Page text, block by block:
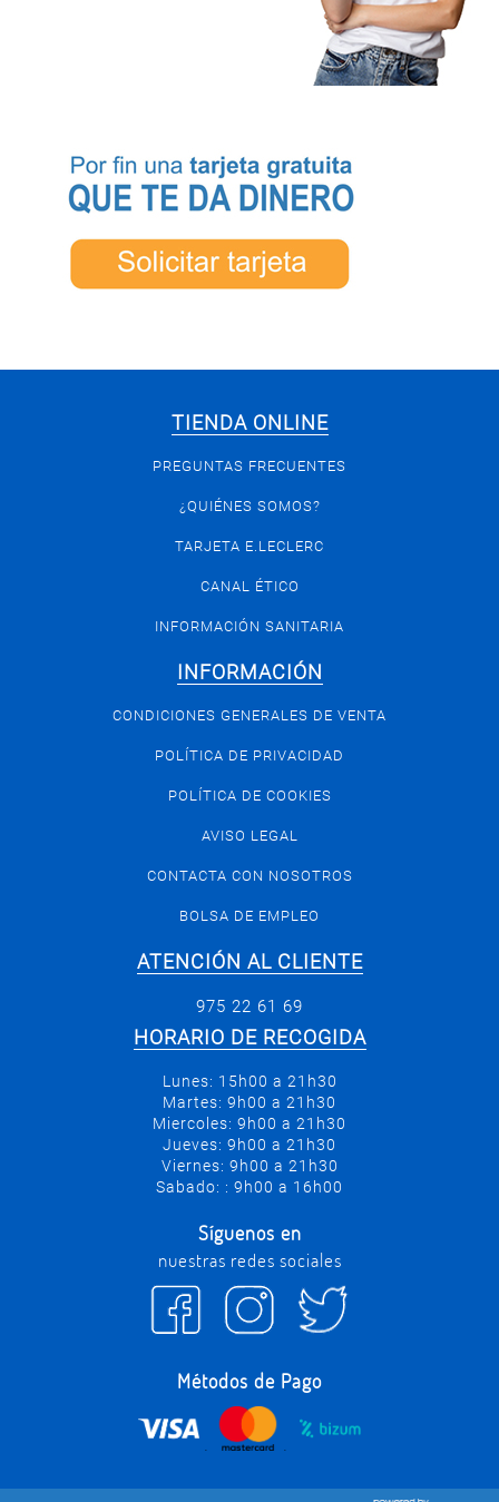
TIENDA ONLINE
PREGUNTAS FRECUENTES
¿QUIÉNES SOMOS?
TARJETA E.LECLERC
CANAL ÉTICO
INFORMACIÓN SANITARIA
INFORMACIÓN
CONDICIONES GENERALES DE VENTA
POLÍTICA DE PRIVACIDAD
POLÍTICA DE COOKIES
AVISO LEGAL
CONTACTA CON NOSOTROS
BOLSA DE EMPLEO
ATENCIÓN AL CLIENTE
975 22 61 69
HORARIO DE RECOGIDA
Lunes: 15h00 a 21h30
Martes: 9h00 a 21h30
Miercoles: 9h00 a 21h30
Jueves: 9h00 a 21h30
Viernes: 9h00 a 21h30
Sabado: : 9h00 a 16h00
Síguenos en
nuestras redes sociales
Métodos de Pago
. .